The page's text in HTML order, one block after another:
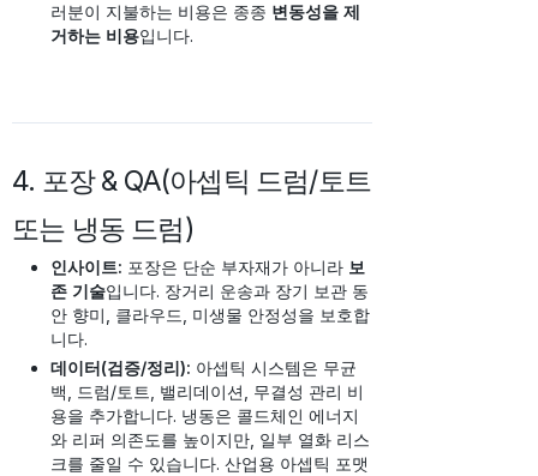
러분이 지불하는 비용은 종종 변동성을 제
거하는 비용입니다.
4. 포장 & QA(아셉틱 드럼/토트
또는 냉동 드럼)
인사이트: 포장은 단순 부자재가 아니라 보
존 기술입니다. 장거리 운송과 장기 보관 동
안 향미, 클라우드, 미생물 안정성을 보호합
니다.
데이터(검증/정리): 아셉틱 시스템은 무균
백, 드럼/토트, 밸리데이션, 무결성 관리 비
용을 추가합니다. 냉동은 콜드체인 에너지
와 리퍼 의존도를 높이지만, 일부 열화 리스
크를 줄일 수 있습니다. 산업용 아셉틱 포맷